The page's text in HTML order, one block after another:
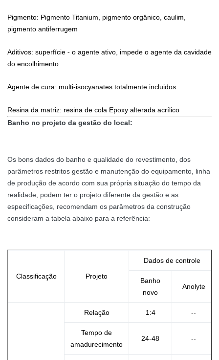
Pigmento: Pigmento Titanium, pigmento orgânico, caulim,
pigmento antiferrugem
Aditivos: superfície - o agente ativo, impede o agente da cavidade
do encolhimento
Agente de cura: multi-isocyanates totalmente incluidos
Resina da matriz: resina de cola Epoxy alterada acrílico
Banho no projeto da gestão do local:
Os bons dados do banho e qualidade do revestimento, dos
parâmetros restritos gestão e manutenção do equipamento, linha
de produção de acordo com sua própria situação do tempo da
realidade, podem ter o projeto diferente da gestão e as
especificações, recomendam os parâmetros da construção
consideram a tabela abaixo para a referência:
Classificação Projeto
Dados de controle
Banho
novo
Anolyte
Relação 1:4 --
Tempo de
amadurecimento
24-48 --